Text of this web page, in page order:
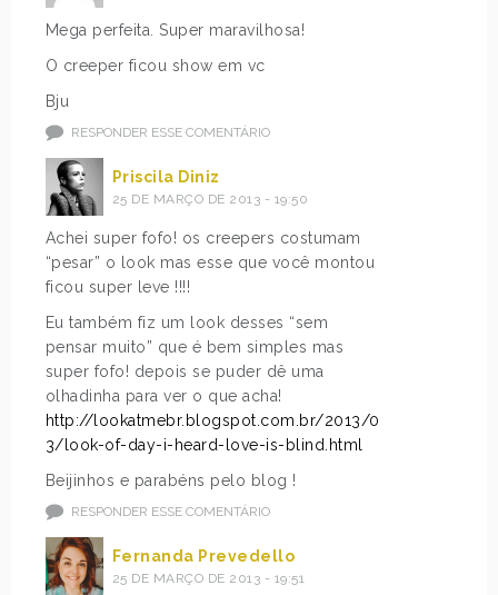
Mega perfeita. Super maravilhosa!
O creeper ficou show em vc
Bju
RESPONDER ESSE COMENTÁRIO
Priscila Diniz
25 DE MARÇO DE 2013 - 19:50
Achei super fofo! os creepers costumam
“pesar” o look mas esse que você montou
ficou super leve !!!!
Eu também fiz um look desses “sem
pensar muito” que é bem simples mas
super fofo! depois se puder dê uma
olhadinha para ver o que acha!
http://lookatmebr.blogspot.com.br/2013/0
3/look-of-day-i-heard-love-is-blind.html
Beijinhos e parabéns pelo blog !
RESPONDER ESSE COMENTÁRIO
Fernanda Prevedello
25 DE MARÇO DE 2013 - 19:51